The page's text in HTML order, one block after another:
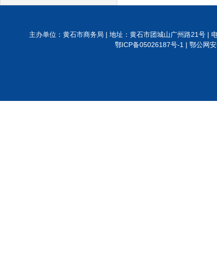
主办单位：黄石市商务局 | 地址：黄石市团城山广州路21号 |
鄂ICP备05026187号-1 | 鄂公网